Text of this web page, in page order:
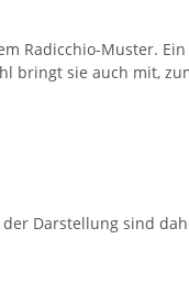
Radicchio-Muster.
bringt sie auch mit,
Darstellung sind